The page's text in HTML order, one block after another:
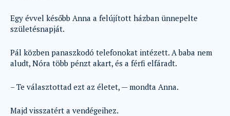
Egy évvel később Anna a felújított házban ünnepelte
születésnapját.
Pál közben panaszkodó telefonokat intézett. A baba nem
aludt, Nóra több pénzt akart, és a férfi elfáradt.
– Te választottad ezt az életet, — mondta Anna.
Majd visszatért a vendégeihez.